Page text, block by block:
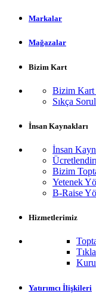
Markalar
Mağazalar
Bizim Kart
Bizim Kart
Sıkça
İnsan Kaynakları
İnsan
Bizim
Yetenek
B-Raise
Hizmetlerimiz
Yatırımcı İlişkileri